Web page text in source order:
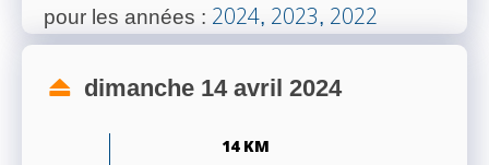
pour les années : 2024, 2023, 2022
dimanche 14 avril 2024
14 KM